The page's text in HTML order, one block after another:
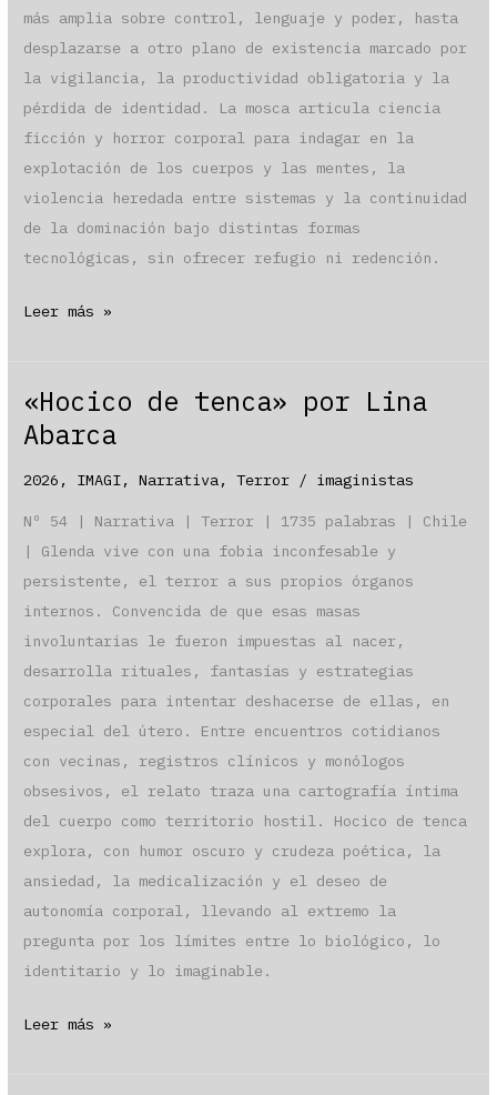
más amplia sobre control, lenguaje y poder, hasta
desplazarse a otro plano de existencia marcado por
la vigilancia, la productividad obligatoria y la
pérdida de identidad. La mosca articula ciencia
ficción y horror corporal para indagar en la
explotación de los cuerpos y las mentes, la
violencia heredada entre sistemas y la continuidad
de la dominación bajo distintas formas
tecnológicas, sin ofrecer refugio ni redención.
«La
Mondo
Leer más »
«Hocico de tenca» por Lina
Abarca
2026 , IMAGI,Narrativa,Terror / imaginistas
Nº 54 | Narrativa | Terror | 1735 palabras | Chile
| Glenda vive con una fobia inconfesable y
persistente, el terror a sus propios órganos
internos. Convencida de que esas masas
involuntarias le fueron impuestas al nacer,
desarrolla rituales, fantasías y estrategias
corporales para intentar deshacerse de ellas, en
especial del útero. Entre encuentros cotidianos
con vecinas, registros clínicos y monólogos
obsesivos, el relato traza una cartografía íntima
del cuerpo como territorio hostil. Hocico de tenca
explora, con humor oscuro y crudeza poética, la
ansiedad, la medicalización y el deseo de
autonomía corporal, llevando al extremo la
pregunta por los límites entre lo biológico, lo
identitario y lo imaginable.
«Hocico
Leer más »